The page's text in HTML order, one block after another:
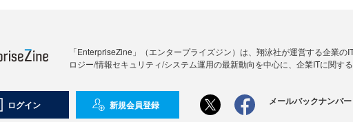
「EnterpriseZine」（エンタープライズジン）は、翔泳社が運営する企業
ロジー/情報セキュリティ/システム運用の最新動向を中心に、企業ITに関す
ログイン 新規会員登録 メールバックナンバー